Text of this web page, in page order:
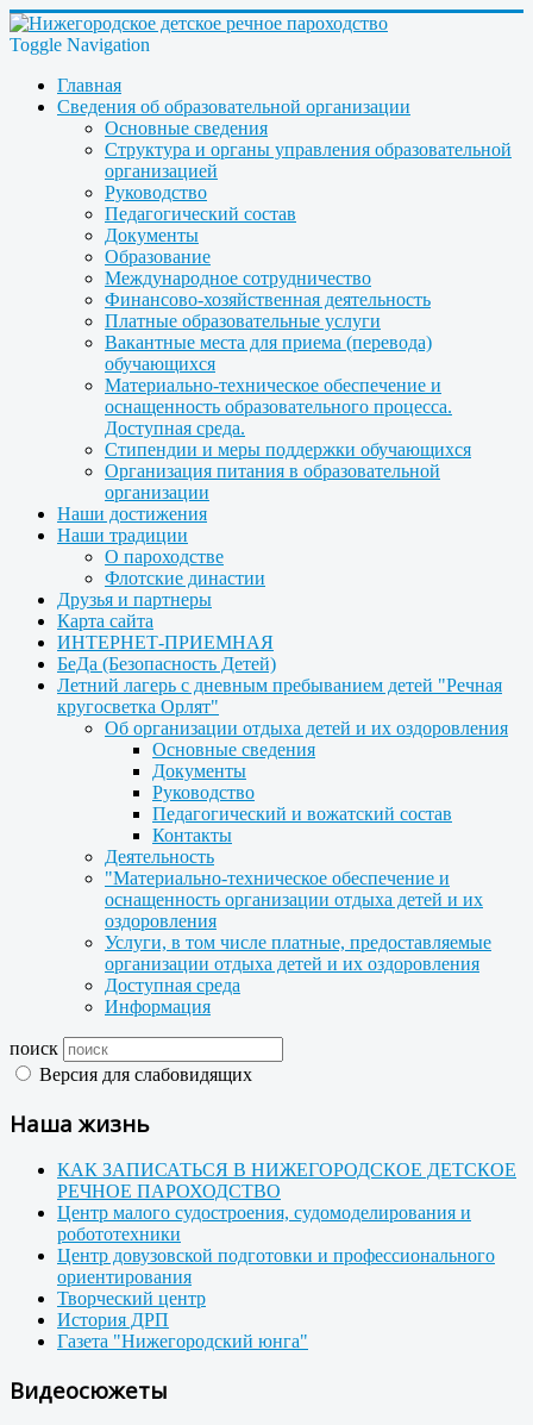
Toggle Navigation
Главная
Сведения об образовательной организации
Основные сведения
Структура и органы управления образовательной
организацией
Руководство
Педагогический состав
Документы
Образование
Международное сотрудничество
Финансово-хозяйственная деятельность
Платные образовательные услуги
Вакантные места для приема (перевода)
обучающихся
Материально-техническое обеспечение и
оснащенность образовательного процесса.
Доступная среда.
Стипендии и меры поддержки обучающихся
Организация питания в образовательной
организации
Наши достижения
Наши традиции
О пароходстве
Флотские династии
Друзья и партнеры
Карта сайта
ИНТЕРНЕТ-ПРИЕМНАЯ
БеДа (Безопасность Детей)
Летний лагерь с дневным пребыванием детей "Речная
кругосветка Орлят"
Об организации отдыха детей и их оздоровления
Основные сведения
Документы
Руководство
Педагогический и вожатский состав
Контакты
Деятельность
"Материально-техническое обеспечение и
оснащенность организации отдыха детей и их
оздоровления
Услуги, в том числе платные, предоставляемые
организации отдыха детей и их оздоровления
Доступная среда
Информация
поиск
Версия для слабовидящих
Наша жизнь
КАК ЗАПИСАТЬСЯ В НИЖЕГОРОДСКОЕ ДЕТСКОЕ
РЕЧНОЕ ПАРОХОДСТВО
Центр малого судостроения, судомоделирования и
робототехники
Центр довузовской подготовки и профессионального
ориентирования
Творческий центр
История ДРП
Газета "Нижегородский юнга"
Видеосюжеты